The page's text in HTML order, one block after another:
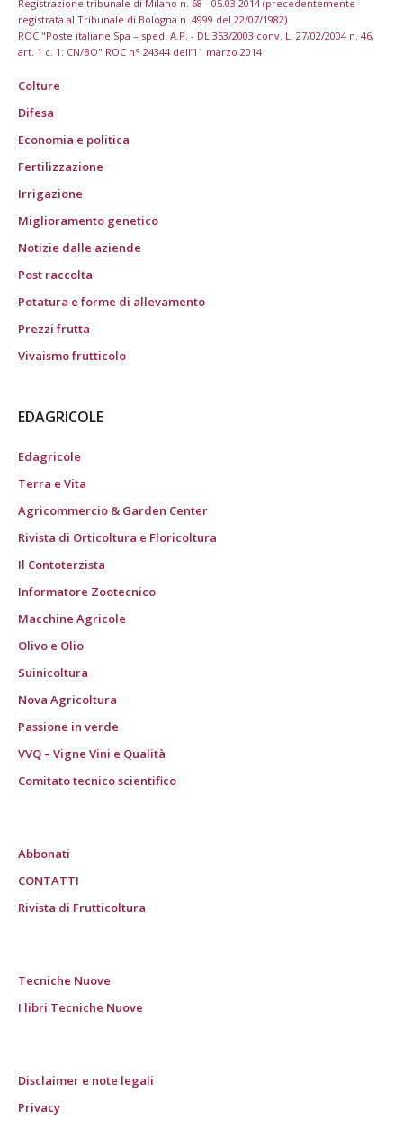
Registrazione tribunale di Milano n. 68 - 05.03.2014 (precedentemente
registrata al Tribunale di Bologna n. 4999 del 22/07/1982)
ROC "Poste italiane Spa – sped. A.P. - DL 353/2003 conv. L. 27/02/2004 n. 46,
art. 1 c. 1: CN/BO" ROC n° 24344 dell’11 marzo 2014
Colture
Difesa
Economia e politica
Fertilizzazione
Irrigazione
Miglioramento genetico
Notizie dalle aziende
Post raccolta
Potatura e forme di allevamento
Prezzi frutta
Vivaismo frutticolo
EDAGRICOLE
Edagricole
Terra e Vita
Agricommercio & Garden Center
Rivista di Orticoltura e Floricoltura
Il Contoterzista
Informatore Zootecnico
Macchine Agricole
Olivo e Olio
Suinicoltura
Nova Agricoltura
Passione in verde
VVQ – Vigne Vini e Qualità
Comitato tecnico scientifico
Abbonati
CONTATTI
Rivista di Frutticoltura
Tecniche Nuove
I libri Tecniche Nuove
Disclaimer e note legali
Privacy